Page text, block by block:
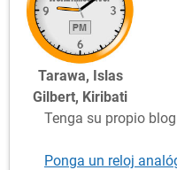
Tarawa, Islas
Gilbert, Kiribati
Tenga su propio
Ponga un reloj